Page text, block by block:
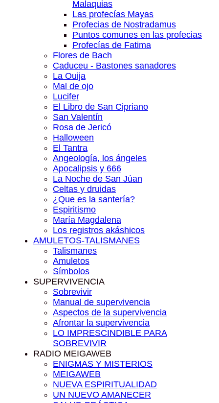
Malaquias
Las profecías Mayas
Profecias de Nostradamus
Puntos comunes en las profecias
Profecías de Fatima
Flores de Bach
Caduceu - Bastones sanadores
La Ouija
Mal de ojo
Lucifer
El Libro de San Cipriano
San Valentín
Rosa de Jericó
Halloween
El Tantra
Angeología, los ángeles
Apocalipsis y 666
La Noche de San Júan
Celtas y druidas
¿Que es la santería?
Espiritismo
María Magdalena
Los registros akáshicos
AMULETOS-TALISMANES
Talismanes
Amuletos
Símbolos
SUPERVIVENCIA
Sobrevivir
Manual de supervivencia
Aspectos de la supervivencia
Afrontar la supervivencia
LO IMPRESCINDIBLE PARA
SOBREVIVIR
RADIO MEIGAWEB
ENIGMAS Y MISTERIOS
MEIGAWEB
NUEVA ESPIRITUALIDAD
UN NUEVO AMANECER